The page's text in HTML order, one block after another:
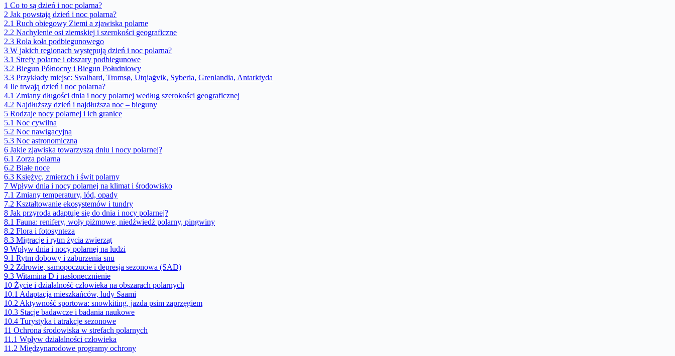
1 Co to są dzień i noc polarna?
2 Jak powstają dzień i noc polarna?
2.1 Ruch obiegowy Ziemi a zjawiska polarne
2.2 Nachylenie osi ziemskiej i szerokości geograficzne
2.3 Rola koła podbiegunowego
3 W jakich regionach występują dzień i noc polarna?
3.1 Strefy polarne i obszary podbiegunowe
3.2 Biegun Północny i Biegun Południowy
3.3 Przykłady miejsc: Svalbard, Tromsø, Utqiaġvik, Syberia, Grenlandia, Antarktyda
4 Ile trwają dzień i noc polarna?
4.1 Zmiany długości dnia i nocy polarnej według szerokości geograficznej
4.2 Najdłuższy dzień i najdłuższa noc – bieguny
5 Rodzaje nocy polarnej i ich granice
5.1 Noc cywilna
5.2 Noc nawigacyjna
5.3 Noc astronomiczna
6 Jakie zjawiska towarzyszą dniu i nocy polarnej?
6.1 Zorza polarna
6.2 Białe noce
6.3 Księżyc, zmierzch i świt polarny
7 Wpływ dnia i nocy polarnej na klimat i środowisko
7.1 Zmiany temperatury, lód, opady
7.2 Kształtowanie ekosystemów i tundry
8 Jak przyroda adaptuje się do dnia i nocy polarnej?
8.1 Fauna: renifery, woły piżmowe, niedźwiedź polarny, pingwiny
8.2 Flora i fotosynteza
8.3 Migracje i rytm życia zwierząt
9 Wpływ dnia i nocy polarnej na ludzi
9.1 Rytm dobowy i zaburzenia snu
9.2 Zdrowie, samopoczucie i depresja sezonowa (SAD)
9.3 Witamina D i nasłonecznienie
10 Życie i działalność człowieka na obszarach polarnych
10.1 Adaptacja mieszkańców, ludy Saami
10.2 Aktywność sportowa: snowkiting, jazda psim zaprzęgiem
10.3 Stacje badawcze i badania naukowe
10.4 Turystyka i atrakcje sezonowe
11 Ochrona środowiska w strefach polarnych
11.1 Wpływ działalności człowieka
11.2 Międzynarodowe programy ochrony